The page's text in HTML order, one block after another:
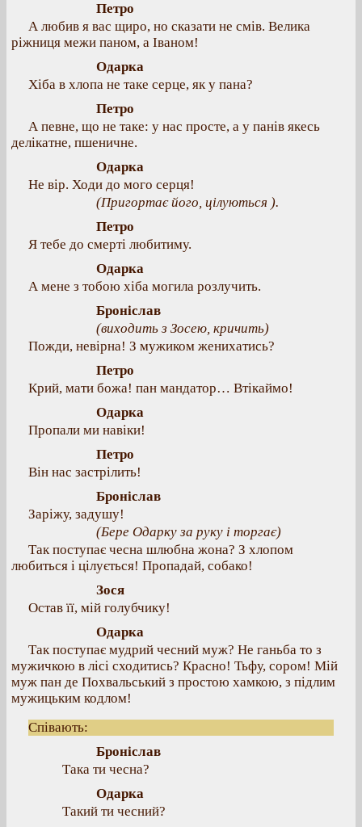
Петро
А любив я вас щиро, но сказати не смів. Велика
ріжниця межи паном, а Іваном!
Одарка
Хіба в хлопа не таке серце, як у пана?
Петро
А певне, що не таке: у нас просте, а у панів якесь
делікатне, пшеничне.
Одарка
Не вір. Ходи до мого серця!
(Пригортає його, цілуються ).
Петро
Я тебе до смерті любитиму.
Одарка
А мене з тобою хіба могила розлучить.
Броніслав
(виходить з Зосею, кричить)
Пожди, невірна! З мужиком женихатись?
Петро
Крий, мати божа! пан мандатор… Втікаймо!
Одарка
Пропали ми навіки!
Петро
Він нас застрілить!
Броніслав
Заріжу, задушу!
(Бере Одарку за руку і торгає)
Так поступає чесна шлюбна жона? З хлопом
любиться і цілується! Пропадай, собако!
Зося
Остав її, мій голубчику!
Одарка
Так поступає мудрий чесний муж? Не ганьба то з
мужичкою в лісі сходитись? Красно! Тьфу, сором! Мій
муж пан де Похвальський з простою хамкою, з підлим
мужицьким кодлом!
Співають:
Броніслав
Така ти чесна?
Одарка
Такий ти чесний?